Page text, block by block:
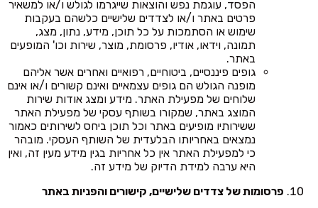
הפסד, עוגמת נפש והוצאות שייגרמו לגולש ו/או למשאיר
פרטים באתר ו/או לצדדים שלישיים כלשהם בעקבות
שימוש או הסתמכות על כל תוכן, מידע, נתון, מצג,
תמונה, וידאו, אודיו, פרסומת, מוצר, שירות וכו' המופעים
באתר.
גופים פיננסיים, ביטוחיים, רפואיים ואחרים אשר אליהם
מופנה הגולש הם גופים עצמאיים ואינם קשורים ו/או אינם
שלוחים של מפעילת האתר. מידע ומצג אודות שירות
המוצג באתר, שמקורו בשותף עסקי של מפעילת האתר
ששירותיו מופיעים באתר וכל תוכן ביחס לשירותים כאמור
נמצאים באחריותו הבלעדית של השותף העסקי. מובהר
כי למפעילת האתר אין כל אחריות בגין מידע מעין זה, ואין
היא ערבה למידת הדיוק של מידע זה.
פרסומות של צדדים שלישיים, קישורים והפניות באתר